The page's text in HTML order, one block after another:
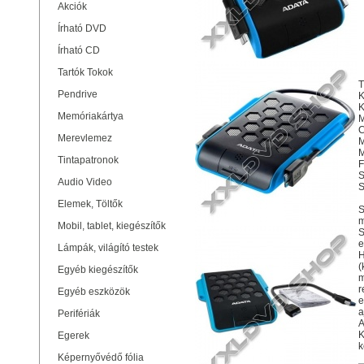
Akciók
Írható DVD
Írható CD
Tartók Tokok
Pendrive
Memóriakártya
Merevlemez
Tintapatronok
Audio Video
Elemek, Töltők
Mobil, tablet, kiegészítők
Lámpák, világító testek
Egyéb kiegészítők
Egyéb eszközök
Perifériák
Egerek
Képernyővédő fólia